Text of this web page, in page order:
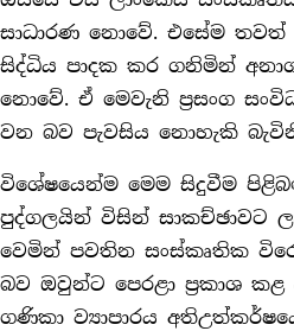
සාධාරණ නොවේ. එසේම තවත්
සිද්ධිය පාදක කර ගනිමින්
නොවේ. ඒ මෙවැනි ප්‍රසංග
වන බව පැවසිය නොහැකි
විශේෂයෙන්ම මෙම සිදුවීම
පුද්ගලයින් විසින් සාකච්ඡාවට
වෙමින් පවතින සංස්කෘතික
බව ඔවුන්ට පෙරළා ප්‍රකාශ
ගණිකා ව්‍යාපාරය